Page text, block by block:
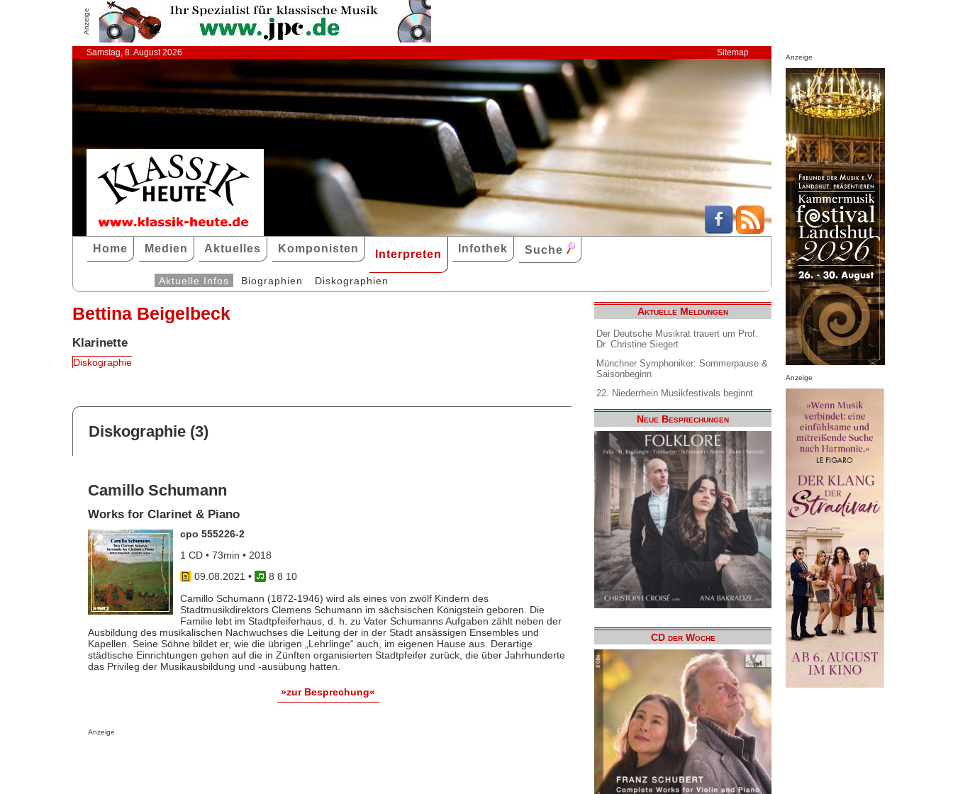
Anzeige
Samstag, 8. August 2026 Sitemap
Home Medien Aktuelles Komponisten Interpreten Infothek Suche
Aktuelle Infos Biographien Diskographien
Bettina Beigelbeck
Klarinette
Diskographie
Diskographie (3)
Camillo Schumann
Works for Clarinet & Piano
cpo 555226-2
1 CD • 73min • 2018
09.08.2021 •
8 8 10
Camillo Schumann (1872-1946) wird als eines von zwölf Kindern des
Stadtmusikdirektors Clemens Schumann im sächsischen Königstein geboren. Die
Familie lebt im Stadtpfeiferhaus, d. h. zu Vater Schumanns Aufgaben zählt neben der
Ausbildung des musikalischen Nachwuchses die Leitung der in der Stadt ansässigen Ensembles und
Kapellen. Seine Söhne bildet er, wie die übrigen „Lehrlinge“ auch, im eigenen Hause aus. Derartige
städtische Einrichtungen gehen auf die in Zünften organisierten Stadtpfeifer zurück, die über Jahrhunderte
das Privileg der Musikausbildung und -ausübung hatten.
»zur Besprechung«
Anzeige
Aktuelle Meldungen
Der Deutsche Musikrat trauert um Prof.
Dr. Christine Siegert
Münchner Symphoniker: Sommerpause &
Saisonbeginn
22. Niederrhein Musikfestivals beginnt
Neue Besprechungen
CD der Woche
Anzeige
Anzeige